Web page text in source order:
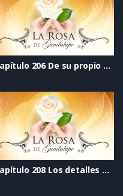
Capítulo 206 De su propio chocolate
Capítulo 208 Los detalles del corazón